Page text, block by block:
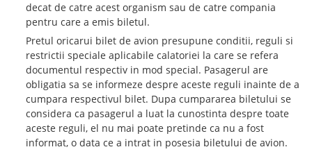
decat de catre acest organism sau de catre compania
pentru care a emis biletul.
Pretul oricarui bilet de avion presupune conditii, reguli si
restrictii speciale aplicabile calatoriei la care se refera
documentul respectiv in mod special. Pasagerul are
obligatia sa se informeze despre aceste reguli inainte de a
cumpara respectivul bilet. Dupa cumpararea biletului se
considera ca pasagerul a luat la cunostinta despre toate
aceste reguli, el nu mai poate pretinde ca nu a fost
informat, o data ce a intrat in posesia biletului de avion.